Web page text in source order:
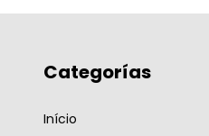
Categorías
Início